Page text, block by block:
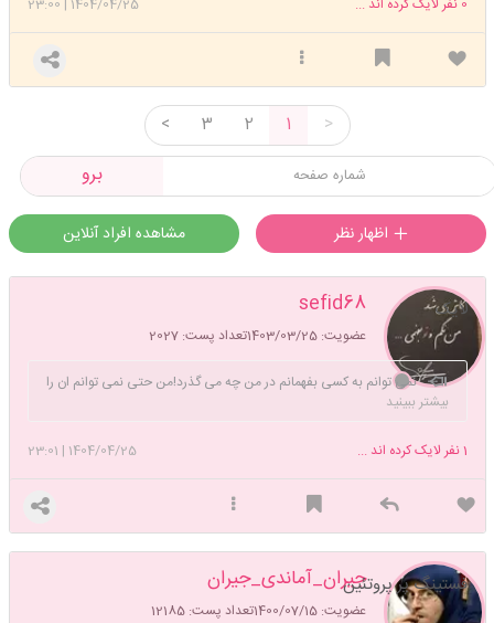
>
1
2
3
<
برو
مشاهده افراد آنلاین
sefid68
عضویت: 1403/03/25 تعداد پست: 2027
لایک
نمی توانم به کسی بفهمانم در من چه می گذرد!من حتی نمی توانم ان را
برای خودم توضیح دهم ....
بیشتر ببینید
1404/04/25
|
23:01 1نفر لایک کرده اند ...
جیران_آماندی_جیران
عضویت: 1400/07/15 تعداد پست: 12185
فستینگ پر پروتئین